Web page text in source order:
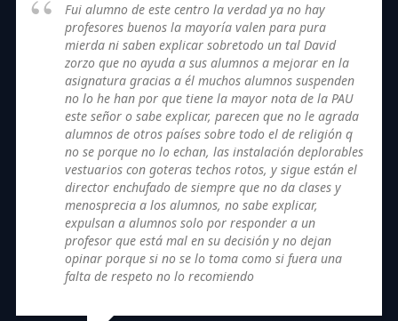
Fui alumno de este centro la verdad ya no hay
profesores buenos la mayoría valen para pura
mierda ni saben explicar sobretodo un tal David
zorzo que no ayuda a sus alumnos a mejorar en la
asignatura gracias a él muchos alumnos suspenden
no lo he han por que tiene la mayor nota de la PAU
este señor o sabe explicar, parecen que no le agrada
alumnos de otros países sobre todo el de religión q
no se porque no lo echan, las instalación deplorables
vestuarios con goteras techos rotos, y sigue están el
director enchufado de siempre que no da clases y
menosprecia a los alumnos, no sabe explicar,
expulsan a alumnos solo por responder a un
profesor que está mal en su decisión y no dejan
opinar porque si no se lo toma como si fuera una
falta de respeto no lo recomiendo